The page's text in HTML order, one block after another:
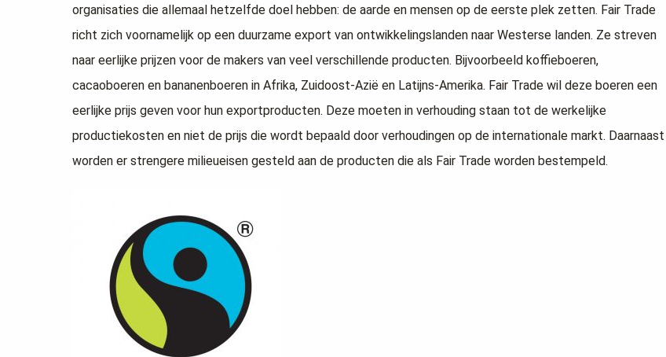
organisaties die allemaal hetzelfde doel hebben: de aarde en mensen op de eerste plek zetten. Fair Trade
richt zich voornamelijk op een duurzame export van ontwikkelingslanden naar Westerse landen. Ze streven
naar eerlijke prijzen voor de makers van veel verschillende producten. Bijvoorbeeld koffieboeren,
cacaoboeren en bananenboeren in Afrika, Zuidoost-Azië en Latijns-Amerika. Fair Trade wil deze boeren een
eerlijke prijs geven voor hun exportproducten. Deze moeten in verhouding staan tot de werkelijke
productiekosten en niet de prijs die wordt bepaald door verhoudingen op de internationale markt. Daarnaast
worden er strengere milieueisen gesteld aan de producten die als Fair Trade worden bestempeld.